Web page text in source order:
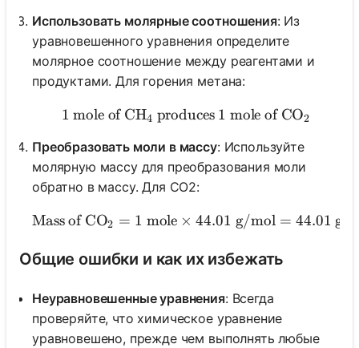
Использовать молярные соотношения: Из
уравновешенного уравнения определите
молярное соотношение между реагентами и
продуктами. Для горения метана:
1 \text{ mole of CH}_4
1 mole of CH4 produces 1 mole of CO2
Преобразовать моли в массу: Используйте
молярную массу для преобразования моли
обратно в массу. Для CO2:
\text{Mass of CO}_2
Mass of CO2 = 1 mole × 44.01 g/mol = 44.01
Общие ошибки и как их избежать
Неуравновешенные уравнения: Всегда
проверяйте, что химическое уравнение
уравновешено, прежде чем выполнять любые